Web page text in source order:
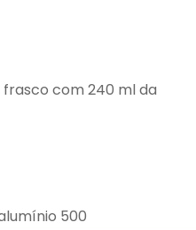
frasco com 240 ml da
500